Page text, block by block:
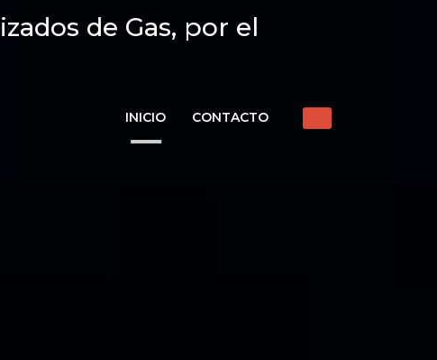
de Gas, por el
INICIO CONTACTO